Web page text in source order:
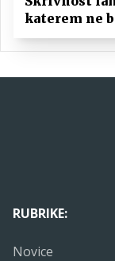
katerem ne
RUBRIKE:
Novice